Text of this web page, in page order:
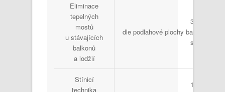
Eliminace
tepelných
mostů
u stávajících
balkonů
a lodžií
3 500
dle podlahové plochy balkonu/
stavu
Stínicí
technika
1 500